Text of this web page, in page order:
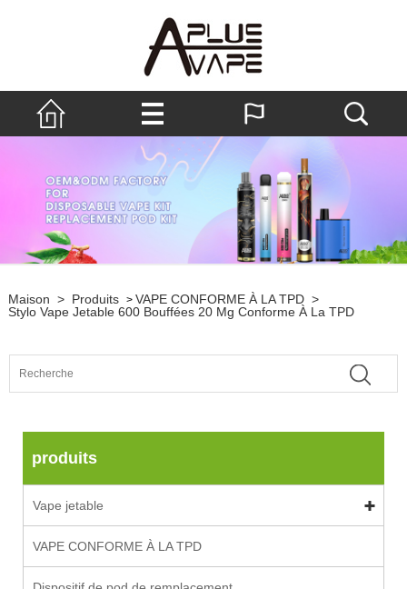
Maison > Produits > VAPE CONFORME À LA TPD >
Stylo Vape Jetable 600 Bouffées 20 Mg Conforme À La TPD
produits
Vape jetable
VAPE CONFORME À LA TPD